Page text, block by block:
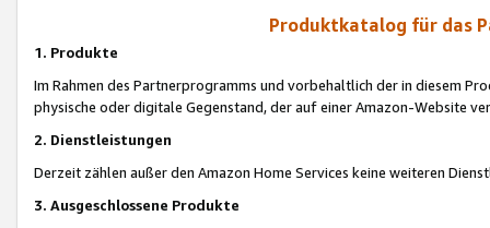
Produktkatalog für das
1. Produkte
Im Rahmen des Partnerprogramms und vorbehaltlich der in diesem
physische oder digitale Gegenstand, der auf einer Amazon-Website
2. Dienstleistungen
Derzeit zählen außer den Amazon Home Services keine weiteren
3. Ausgeschlossene Produkte